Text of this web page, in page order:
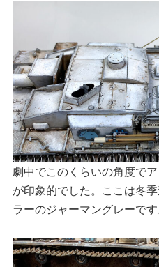
劇中でこのくらいの角度で
が印象的でした。ここは冬
ラーのジャーマングレーです